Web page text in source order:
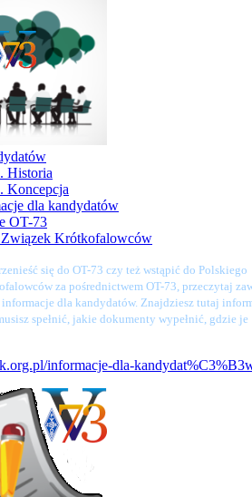
Historia
Koncepcja
dla kandydatów
OT-73
Krótkofalowców
się do OT-73 czy też wstąpić do Polskiego
za pośrednictwem OT-73, przeczytaj
dla kandydatów. Znajdziesz tutaj
spełnić, jakie dokumenty wypełnić, gdzie je
informacje-dla-